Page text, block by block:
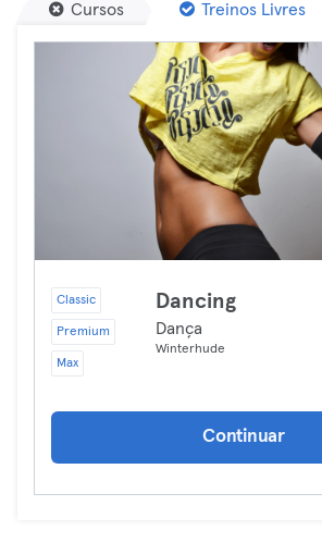
Cursos Treinos Livres
Classic
Premium
Max
Dancing
Dança
Winterhude
Continuar